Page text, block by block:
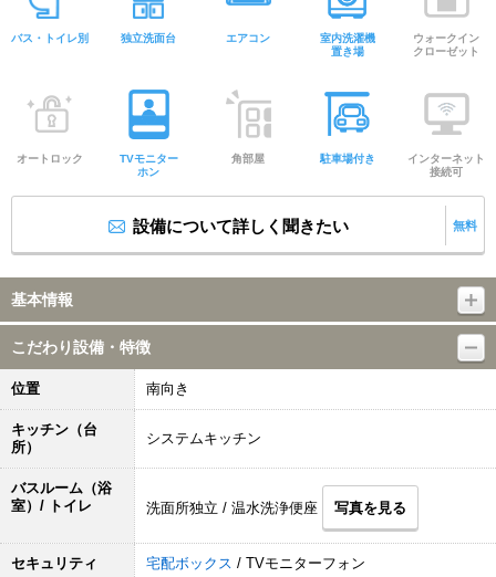
バス・トイレ別 独立洗面台 エアコン
室内洗濯機
置き場
ウォークイン
クローゼット
オートロック
TVモニター
ホン
角部屋 駐車場付き
インターネット
接続可
設備について詳しく聞きたい 無料
基本情報
こだわり設備・特徴
位置 南向き
キッチン（台
所）
システムキッチン
バスルーム（浴
室）/ トイレ
洗面所独立 / 温水洗浄便座 写真を見る
セキュリティ 宅配ボックス / TVモニターフォン